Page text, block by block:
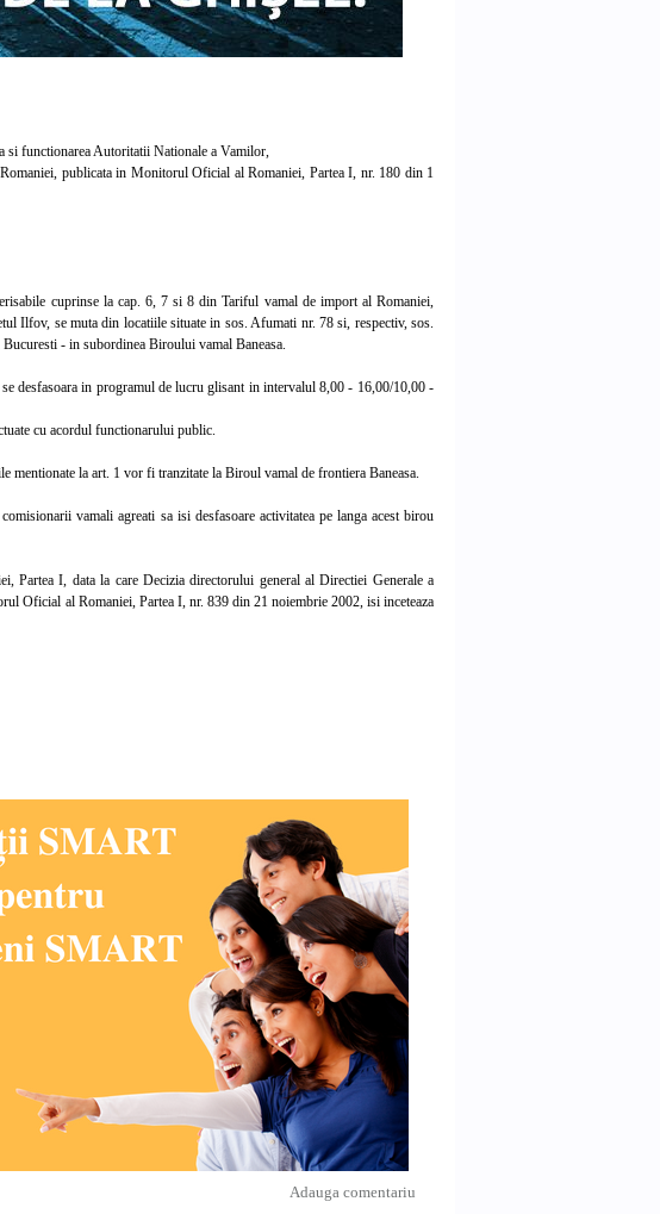
functionarea Autoritatii Nationale a Vamilor,
publicata in Monitorul Oficial al Romaniei, Partea I, nr. 180 din 1
cuprinse la cap. 6, 7 si 8 din Tariful vamal de import al Romaniei,
Ilfov, se muta din locatiile situate in sos. Afumati nr. 78 si, respectiv, sos.
- in subordinea Biroului vamal Baneasa.
desfasoara in programul de lucru glisant in intervalul 8,00 - 16,00/10,00 -
cu acordul functionarului public.
la art. 1 vor fi tranzitate la Biroul vamal de frontiera Baneasa.
vamali agreati sa isi desfasoare activitatea pe langa acest birou
I, data la care Decizia directorului general al Directiei Generale a
Oficial al Romaniei, Partea I, nr. 839 din 21 noiembrie 2002, isi inceteaza
Adauga comentariu